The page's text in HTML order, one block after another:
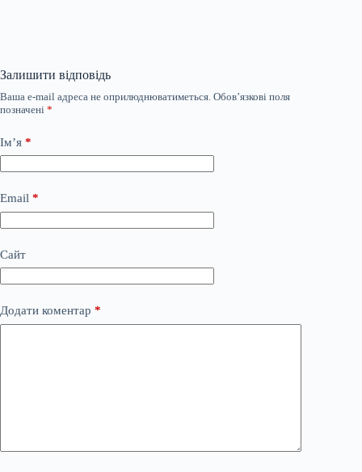
Залишити відповідь
Ваша e-mail адреса не оприлюднюватиметься. Обов’язкові поля
позначені *
Ім’я *
Email *
Сайт
Додати коментар *